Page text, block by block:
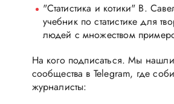
"Статистика и котики" В.
учебник по статистике для
людей с множеством
На кого подписаться. Мы
сообщества в Telegram, где
журналисты: